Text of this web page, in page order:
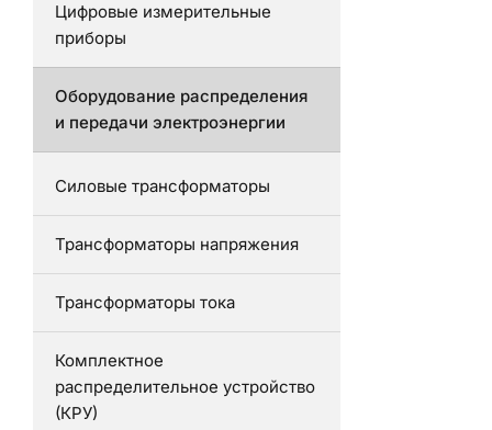
Цифровые измерительные
приборы
Оборудование распределения
и передачи электроэнергии
Силовые трансформаторы
Трансформаторы напряжения
Трансформаторы тока
Комплектное
распределительное устройство
(КРУ)